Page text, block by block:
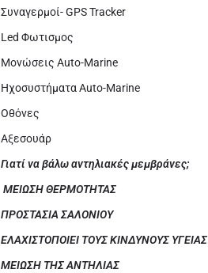
Συναγερμοί- GPS Tracker
Led Φωτισμος
Μονώσεις Auto-Marine
Ηχοσυστήματα Auto-Marine
Οθόνες
Αξεσουάρ
Γιατί να βάλω αντηλιακές μεμβράνες;
ΜΕΙΩΣΗ ΘΕΡΜΟΤΗΤΑΣ
ΠΡΟΣΤΑΣΙΑ ΣΑΛΟΝΙΟΥ
ΕΛΑΧΙΣΤΟΠΟΙΕΙ ΤΟΥΣ ΚΙΝΔΥΝΟΥΣ ΥΓΕΙΑΣ
ΜΕΙΩΣΗ ΤΗΣ ΑΝΤΗΛΙΑΣ